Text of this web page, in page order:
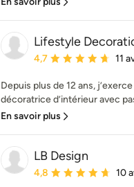
Lifestyle
Note moyenne : 4.7
4,7 11
Depuis plus de 12 ans,
décoratrice d’intérieur avec
En savoir plus
LB Design
Note moyenne : 4.8
4,8 10